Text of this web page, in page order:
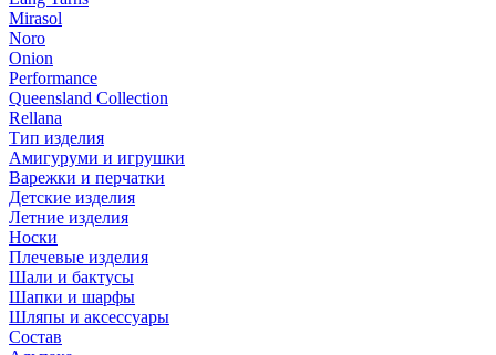
Mirasol
Noro
Onion
Performance
Queensland Collection
Rellana
Тип изделия
Амигуруми и игрушки
Варежки и перчатки
Детские изделия
Летние изделия
Носки
Плечевые изделия
Шали и бактусы
Шапки и шарфы
Шляпы и аксессуары
Состав